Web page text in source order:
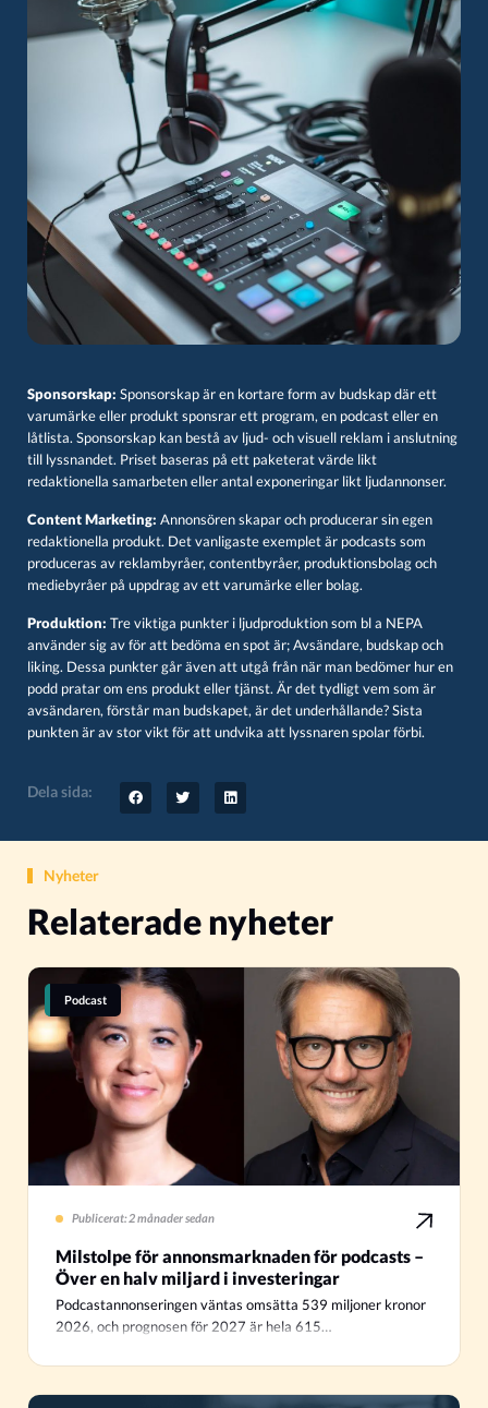
Sponsorskap: Sponsorskap är en kortare form av budskap där ett
varumärke eller produkt sponsrar ett program, en podcast eller en
låtlista. Sponsorskap kan bestå av ljud- och visuell reklam i anslutning
till lyssnandet. Priset baseras på ett paketerat värde likt
redaktionella samarbeten eller antal exponeringar likt ljudannonser.
Content Marketing: Annonsören skapar och producerar sin egen
redaktionella produkt. Det vanligaste exemplet är podcasts som
produceras av reklambyråer, contentbyråer, produktionsbolag och
mediebyråer på uppdrag av ett varumärke eller bolag.
Produktion: Tre viktiga punkter i ljudproduktion som bl a NEPA
använder sig av för att bedöma en spot är; Avsändare, budskap och
liking. Dessa punkter går även att utgå från när man bedömer hur en
podd pratar om ens produkt eller tjänst. Är det tydligt vem som är
avsändaren, förstår man budskapet, är det underhållande? Sista
punkten är av stor vikt för att undvika att lyssnaren spolar förbi.
Dela sida:
Nyheter
Relaterade nyheter
Podcast
Publicerat: 2 månader sedan
Milstolpe för annonsmarknaden för podcasts –
Över en halv miljard i investeringar
Podcastannonseringen väntas omsätta 539 miljoner kronor
2026, och prognosen för 2027 är hela 615…